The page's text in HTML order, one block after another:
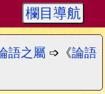
欄目導航
語之屬 ➩《論語